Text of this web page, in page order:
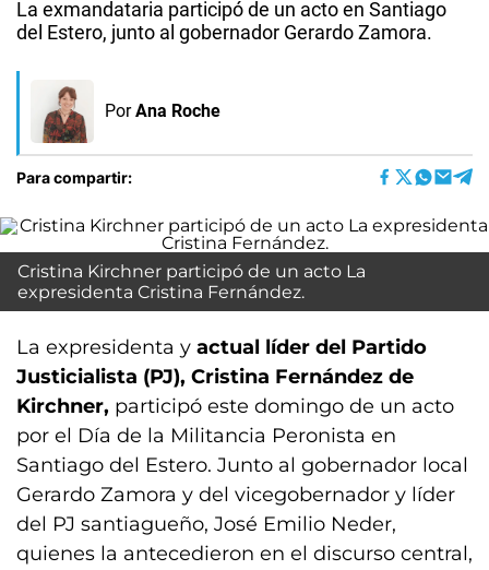
La exmandataria participó de un acto en Santiago
del Estero, junto al gobernador Gerardo Zamora.
Por Ana Roche
Para compartir:
Cristina Kirchner participó de un acto La
expresidenta Cristina Fernández.
La expresidenta y actual líder del Partido
Justicialista (PJ), Cristina Fernández de
Kirchner, participó este domingo de un acto
por el Día de la Militancia Peronista en
Santiago del Estero. Junto al gobernador local
Gerardo Zamora y del vicegobernador y líder
del PJ santiagueño, José Emilio Neder,
quienes la antecedieron en el discurso central,